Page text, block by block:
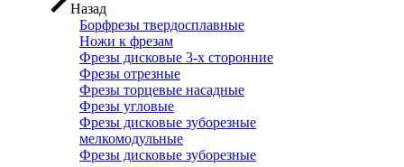
Назад
Борфрезы твердосплавные
Ножи к фрезам
Фрезы дисковые 3-х сторонние
Фрезы отрезные
Фрезы торцевые насадные
Фрезы угловые
Фрезы дисковые зуборезные
мелкомодульные
Фрезы дисковые зуборезные